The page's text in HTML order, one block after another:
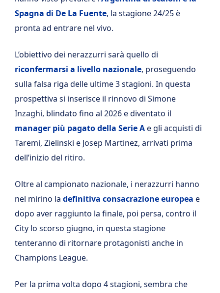
Spagna di De La Fuente, la stagione 24/25 è
pronta ad entrare nel vivo.
L’obiettivo dei nerazzurri sarà quello di
riconfermarsi a livello nazionale, proseguendo
sulla falsa riga delle ultime 3 stagioni. In questa
prospettiva si inserisce il rinnovo di Simone
Inzaghi, blindato fino al 2026 e diventato il
manager più pagato della Serie Ae gli acquisti di
Taremi, Zielinski e Josep Martinez, arrivati prima
dell’inizio del ritiro.
Oltre al campionato nazionale, i nerazzurri hanno
nel mirino la definitiva consacrazione europea e
dopo aver raggiunto la finale, poi persa, contro il
City lo scorso giugno, in questa stagione
tenteranno di ritornare protagonisti anche in
Champions League.
Per la prima volta dopo 4 stagioni, sembra che